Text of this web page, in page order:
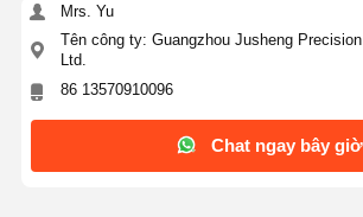
Mrs. Yu
Tên công ty: Guangzhou Jusheng
Ltd.
86 13570910096
Chat ngay bây giờ